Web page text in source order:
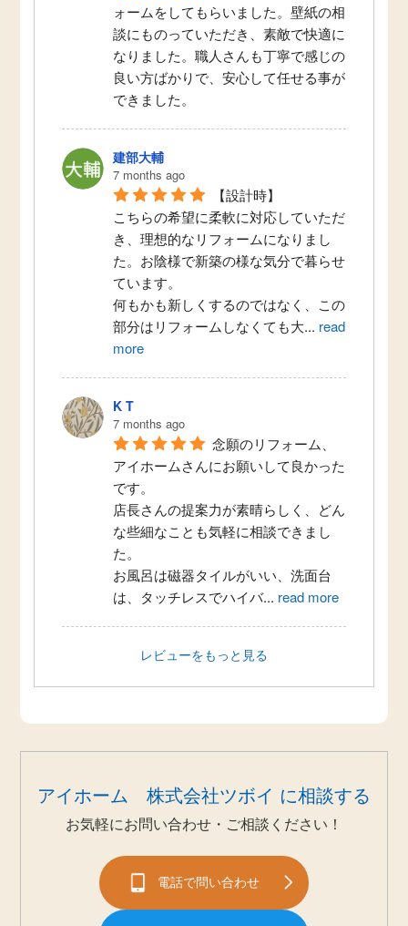
ォームをしてもらいました。壁紙の相
談にものっていただき、素敵で快適に
なりました。職人さんも丁寧で感じの
良い方ばかりで、安心して任せる事が
できました。
建部大輔
7 months ago
【設計時】
こちらの希望に柔軟に対応していただ
き、理想的なリフォームになりまし
た。お陰様で新築の様な気分で暮らせ
ています。
何もかも新しくするのではなく、この
部分はリフォームしなくても大... read
more
K T
7 months ago
念願のリフォーム、
アイホームさんにお願いして良かった
です。
店長さんの提案力が素晴らしく、どん
な些細なことも気軽に相談できまし
た。
お風呂は磁器タイルがいい、洗面台
は、タッチレスでハイバ... read more
レビューをもっと見る
アイホーム 株式会社ツボイ に相談する
お気軽にお問い合わせ・ご相談ください！
電話で問い合わせ